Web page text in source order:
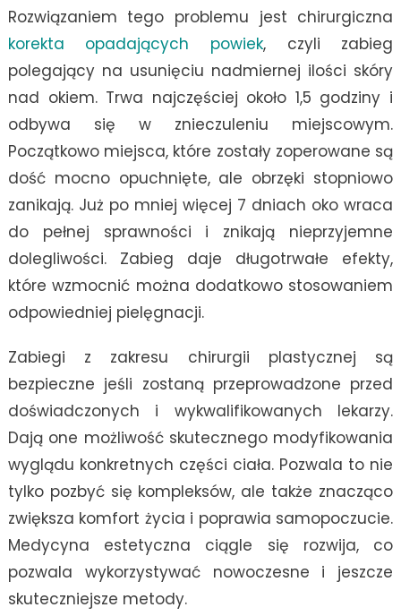
Rozwiązaniem tego problemu jest chirurgiczna
korekta opadających powiek, czyli zabieg
polegający na usunięciu nadmiernej ilości skóry
nad okiem. Trwa najczęściej około 1,5 godziny i
odbywa się w znieczuleniu miejscowym.
Początkowo miejsca, które zostały zoperowane są
dość mocno opuchnięte, ale obrzęki stopniowo
zanikają. Już po mniej więcej 7 dniach oko wraca
do pełnej sprawności i znikają nieprzyjemne
dolegliwości. Zabieg daje długotrwałe efekty,
które wzmocnić można dodatkowo stosowaniem
odpowiedniej pielęgnacji.
Zabiegi z zakresu chirurgii plastycznej są
bezpieczne jeśli zostaną przeprowadzone przed
doświadczonych i wykwalifikowanych lekarzy.
Dają one możliwość skutecznego modyfikowania
wyglądu konkretnych części ciała. Pozwala to nie
tylko pozbyć się kompleksów, ale także znacząco
zwiększa komfort życia i poprawia samopoczucie.
Medycyna estetyczna ciągle się rozwija, co
pozwala wykorzystywać nowoczesne i jeszcze
skuteczniejsze metody.